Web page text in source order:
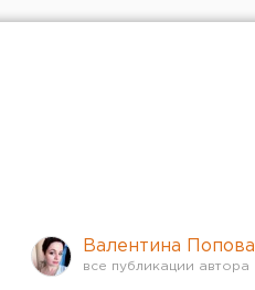
Валентина Попова